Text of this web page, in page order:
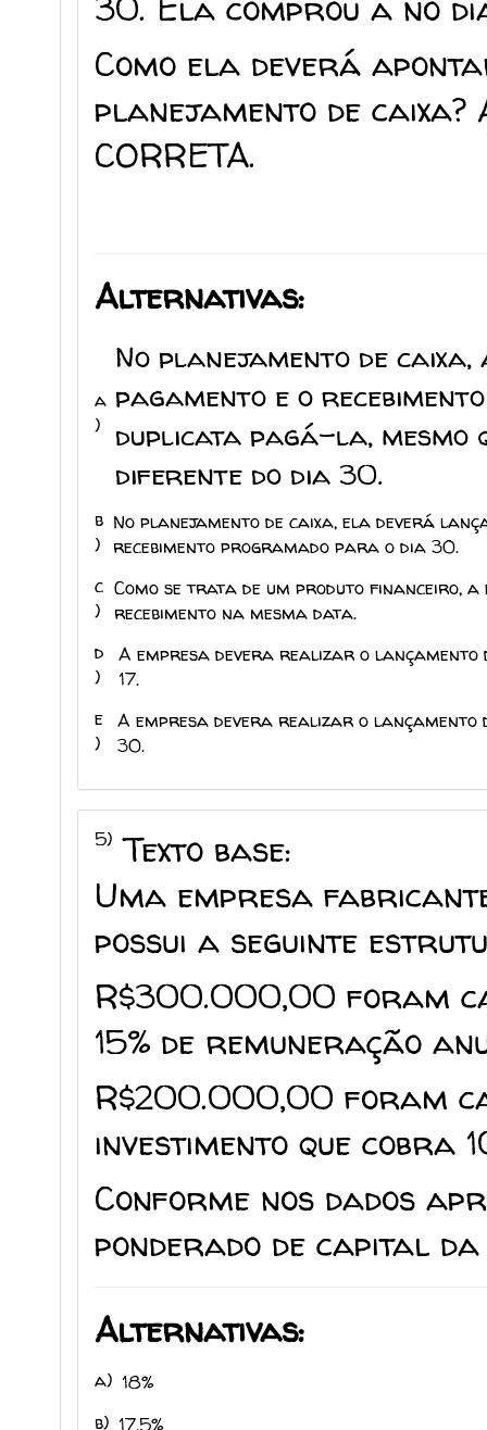
Como ela deverá
planejamento de
CORRETA.
Alternativas:
a
)
No planejamento de
pagamento e o
duplicata pagá-la, mesmo
diferente do dia 30.
b
)
No planejamento de caixa, ela deverá
recebimento programado para o dia 30.
c
)
Como se trata de um produto financeiro,
recebimento na mesma data.
d
)
A empresa devera realizar o lançamento
17.
e
)
A empresa devera realizar o lançamento
30.
5) Texto base:
Uma empresa
possui a seguinte
R$300.000,00 foram
15% de remuneração
R$200.000,00 foram
investimento que cobra
Conforme nos dados
ponderado de capital da
Alternativas:
a) 18%
b) 17,5%